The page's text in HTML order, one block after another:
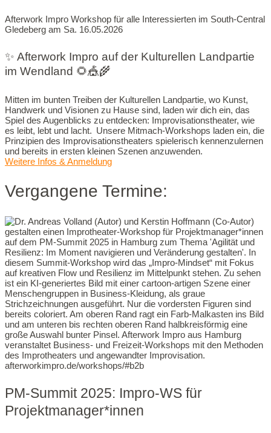
Afterwork Impro Workshop für alle Interessierten im South-Central
Gledeberg am Sa. 16.05.2026
✨ Afterwork Impro auf der Kulturellen Landpartie
im Wendland 🌻🎪🌾
Mitten im bunten Treiben der Kulturellen Landpartie, wo Kunst,
Handwerk und Visionen zu Hause sind, laden wir dich ein, das
Spiel des Augenblicks zu entdecken: Improvisationstheater, wie
es leibt, lebt und lacht. Unsere Mitmach-Workshops laden ein, die
Prinzipien des Improvisationstheaters spielerisch kennenzulernen
und bereits in ersten kleinen Szenen anzuwenden.
Weitere Infos & Anmeldung
Vergangene Termine:
PM-Summit 2025: Impro-WS für
Projektmanager*innen